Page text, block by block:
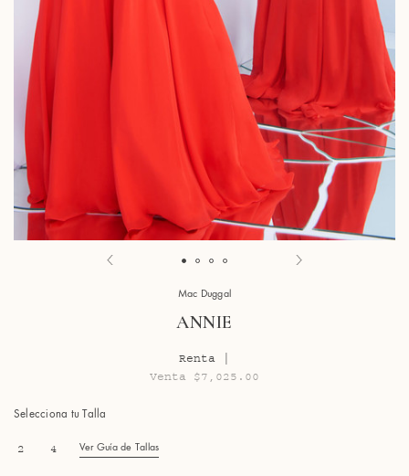
Mac Duggal
ANNIE
Renta |
Venta $7,025.00
Selecciona tu Talla
2 4 Ver Guía de Tallas